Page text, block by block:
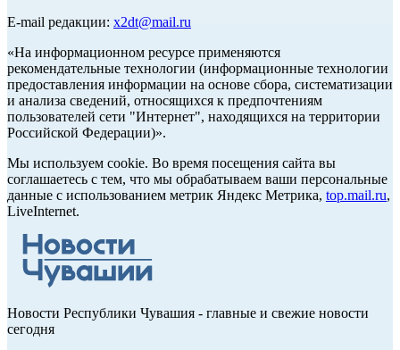
E-mail редакции: x2dt@mail.ru
«На информационном ресурсе применяются
рекомендательные технологии (информационные технологии
предоставления информации на основе сбора, систематизации
и анализа сведений, относящихся к предпочтениям
пользователей сети "Интернет", находящихся на территории
Российской Федерации)».
Мы используем cookie. Во время посещения сайта вы
соглашаетесь с тем, что мы обрабатываем ваши персональные
данные с использованием метрик Яндекс Метрика, top.mail.ru,
LiveInternet.
Новости Республики Чувашия - главные и свежие новости
сегодня